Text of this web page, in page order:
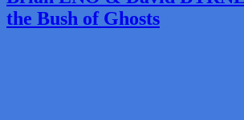
the Bush of Ghosts